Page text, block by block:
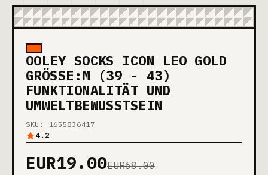
OOLEY SOCKS ICON LEO GOLD
GRÖSSE:M (39 - 43) F
UNKTIONALITÄT UND U
MWELTBEWUSSTSEIN
SKU: 1655836417
4.2
EUR19.00EUR68.00